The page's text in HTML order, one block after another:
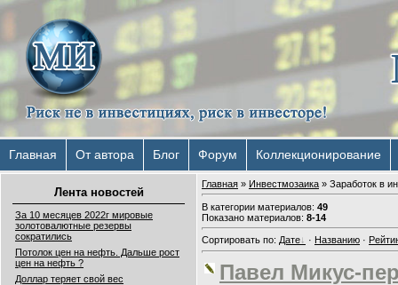
Главная От автора Блог Форум Коллекционирование
Лента новостей
За 10 месяцев 2022г мировые
золотовалютные резервы
сократились
Потолок цен на нефть. Дальше рост
цен на нефть ?
Доллар теряет свой вес
Главная » Инвестмозаика » Заработок в
В категории материалов: 49
Показано материалов: 8-14
Сортировать по: Дате · Названию ·
Павел Микус-